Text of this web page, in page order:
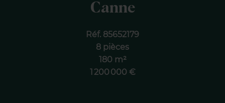
Canne
Réf. 85652179
8 pièces
180 m²
1 200 000 €